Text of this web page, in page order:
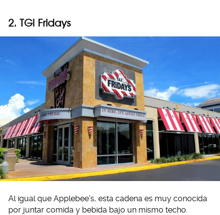
2. TGI Fridays
Al igual que Applebee’s, esta cadena es muy conocida
por juntar comida y bebida bajo un mismo techo.